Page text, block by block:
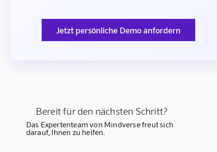
Jetzt persönliche Demo anfordern
Bereit für den nächsten Schritt?
Das Expertenteam von Mindverse freut sich
darauf, Ihnen zu helfen.